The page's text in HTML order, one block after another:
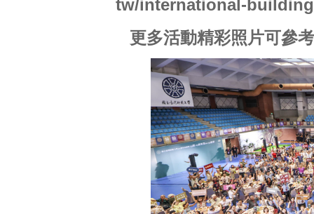
tw/international-building
更多活動精彩照片可參